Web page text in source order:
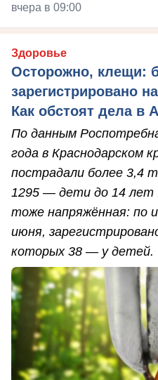
вчера в 09:00
Здоровье
Осторожно, клещи:
зарегистрировано
Как обстоят дела в
По данным
года в Краснодарском
пострадали более 3,4
1295 — дети до 14 лет
тоже напряжённая: по
июня,
которых 38 — у детей.